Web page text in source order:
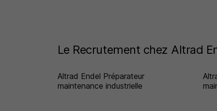
Le Recrutement chez Altrad
Altrad Endel Préparateur
maintenance industrielle